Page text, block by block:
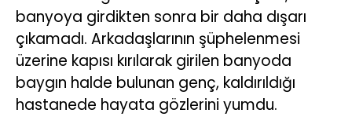
banyoya girdikten sonra bir daha dışarı
çıkamadı. Arkadaşlarının şüphelenmesi
üzerine kapısı kırılarak girilen banyoda
baygın halde bulunan genç, kaldırıldığı
hastanede hayata gözlerini yumdu.